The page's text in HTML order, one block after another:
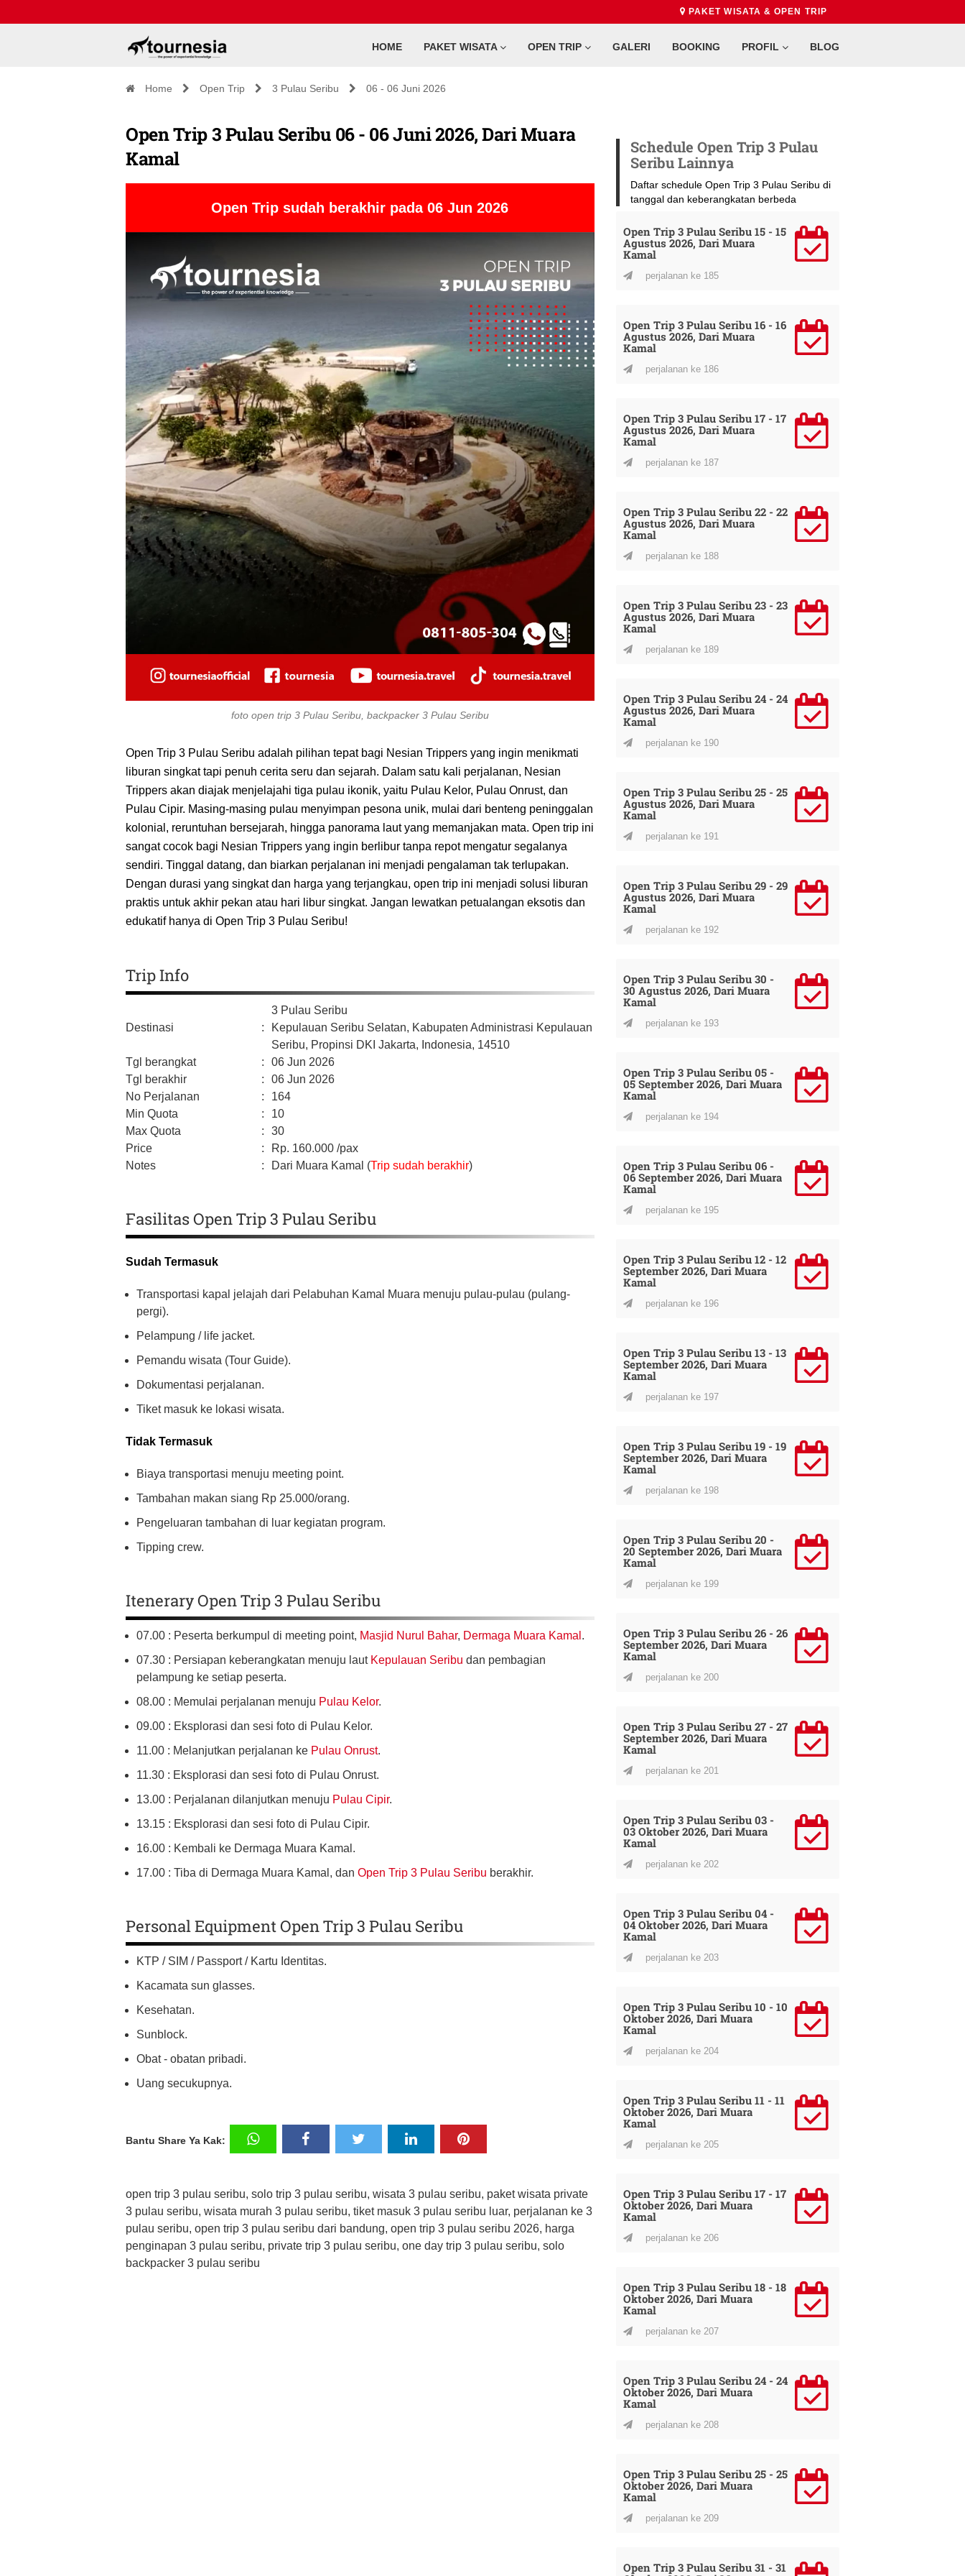
PAKET WISATA & OPEN TRIP
HOME PAKET WISATA OPEN TRIP GALERI BOOKING PROFIL BLOG
Home Open Trip 3 Pulau Seribu 06 - 06 Juni 2026
Open Trip 3 Pulau Seribu 06 - 06 Juni 2026, Dari Muara
Kamal
Open Trip sudah berakhir pada 06 Jun 2026
foto open trip 3 Pulau Seribu, backpacker 3 Pulau Seribu
Open Trip 3 Pulau Seribu adalah pilihan tepat bagi Nesian Trippers yang ingin menikmati
liburan singkat tapi penuh cerita seru dan sejarah. Dalam satu kali perjalanan, Nesian
Trippers akan diajak menjelajahi tiga pulau ikonik, yaitu Pulau Kelor, Pulau Onrust, dan
Pulau Cipir. Masing-masing pulau menyimpan pesona unik, mulai dari benteng peninggalan
kolonial, reruntuhan bersejarah, hingga panorama laut yang memanjakan mata. Open trip ini
sangat cocok bagi Nesian Trippers yang ingin berlibur tanpa repot mengatur segalanya
sendiri. Tinggal datang, dan biarkan perjalanan ini menjadi pengalaman tak terlupakan.
Dengan durasi yang singkat dan harga yang terjangkau, open trip ini menjadi solusi liburan
praktis untuk akhir pekan atau hari libur singkat. Jangan lewatkan petualangan eksotis dan
edukatif hanya di Open Trip 3 Pulau Seribu!
Trip Info
Destinasi :
3 Pulau Seribu
Kepulauan Seribu Selatan, Kabupaten Administrasi Kepulauan
Seribu, Propinsi DKI Jakarta, Indonesia, 14510
Tgl berangkat
:
06 Jun 2026
Tgl berakhir
:
06 Jun 2026
No Perjalanan
:
164
Min Quota
:
10
Max Quota
:
30
Price
: Rp. 160.000 /pax
Notes
: Dari Muara Kamal (Trip sudah berakhir)
Fasilitas Open Trip 3 Pulau Seribu
Sudah Termasuk
Transportasi kapal jelajah dari Pelabuhan Kamal Muara menuju pulau-pulau (pulang-
pergi).
Pelampung / life jacket.
Pemandu wisata (Tour Guide).
Dokumentasi perjalanan.
Tiket masuk ke lokasi wisata.
Tidak Termasuk
Biaya transportasi menuju meeting point.
Tambahan makan siang Rp 25.000/orang.
Pengeluaran tambahan di luar kegiatan program.
Tipping crew.
Itenerary Open Trip 3 Pulau Seribu
07.00 : Peserta berkumpul di meeting point, Masjid Nurul Bahar, Dermaga Muara Kamal .
07.30 : Persiapan keberangkatan menuju laut Kepulauan Seribu dan pembagian
pelampung ke setiap peserta.
08.00 : Memulai perjalanan menuju Pulau Kelor.
09.00 : Eksplorasi dan sesi foto di Pulau Kelor.
11.00 : Melanjutkan perjalanan ke Pulau Onrust.
11.30 : Eksplorasi dan sesi foto di Pulau Onrust.
13.00 : Perjalanan dilanjutkan menuju Pulau Cipir.
13.15 : Eksplorasi dan sesi foto di Pulau Cipir.
16.00 : Kembali ke Dermaga Muara Kamal.
17.00 : Tiba di Dermaga Muara Kamal, dan Open Trip 3 Pulau Seribu berakhir.
Personal Equipment Open Trip 3 Pulau Seribu
KTP / SIM / Passport / Kartu Identitas.
Kacamata sun glasses.
Kesehatan.
Sunblock.
Obat - obatan pribadi.
Uang secukupnya.
Bantu Share Ya Kak:
open trip 3 pulau seribu, solo trip 3 pulau seribu, wisata 3 pulau seribu, paket wisata private
3 pulau seribu, wisata murah 3 pulau seribu, tiket masuk 3 pulau seribu luar, perjalanan ke 3
pulau seribu, open trip 3 pulau seribu dari bandung, open trip 3 pulau seribu 2026, harga
penginapan 3 pulau seribu, private trip 3 pulau seribu, one day trip 3 pulau seribu, solo
backpacker 3 pulau seribu
Schedule Open Trip 3 Pulau
Seribu Lainnya
Daftar schedule Open Trip 3 Pulau Seribu di
tanggal dan keberangkatan berbeda
Open Trip 3 Pulau Seribu 15 - 15
Agustus 2026, Dari Muara
Kamal
perjalanan ke 185
Open Trip 3 Pulau Seribu 16 - 16
Agustus 2026, Dari Muara
Kamal
perjalanan ke 186
Open Trip 3 Pulau Seribu 17 - 17
Agustus 2026, Dari Muara
Kamal
perjalanan ke 187
Open Trip 3 Pulau Seribu 22 - 22
Agustus 2026, Dari Muara
Kamal
perjalanan ke 188
Open Trip 3 Pulau Seribu 23 - 23
Agustus 2026, Dari Muara
Kamal
perjalanan ke 189
Open Trip 3 Pulau Seribu 24 - 24
Agustus 2026, Dari Muara
Kamal
perjalanan ke 190
Open Trip 3 Pulau Seribu 25 - 25
Agustus 2026, Dari Muara
Kamal
perjalanan ke 191
Open Trip 3 Pulau Seribu 29 - 29
Agustus 2026, Dari Muara
Kamal
perjalanan ke 192
Open Trip 3 Pulau Seribu 30 -
30 Agustus 2026, Dari Muara
Kamal
perjalanan ke 193
Open Trip 3 Pulau Seribu 05 -
05 September 2026, Dari Muara
Kamal
perjalanan ke 194
Open Trip 3 Pulau Seribu 06 -
06 September 2026, Dari Muara
Kamal
perjalanan ke 195
Open Trip 3 Pulau Seribu 12 - 12
September 2026, Dari Muara
Kamal
perjalanan ke 196
Open Trip 3 Pulau Seribu 13 - 13
September 2026, Dari Muara
Kamal
perjalanan ke 197
Open Trip 3 Pulau Seribu 19 - 19
September 2026, Dari Muara
Kamal
perjalanan ke 198
Open Trip 3 Pulau Seribu 20 -
20 September 2026, Dari Muara
Kamal
perjalanan ke 199
Open Trip 3 Pulau Seribu 26 - 26
September 2026, Dari Muara
Kamal
perjalanan ke 200
Open Trip 3 Pulau Seribu 27 - 27
September 2026, Dari Muara
Kamal
perjalanan ke 201
Open Trip 3 Pulau Seribu 03 -
03 Oktober 2026, Dari Muara
Kamal
perjalanan ke 202
Open Trip 3 Pulau Seribu 04 -
04 Oktober 2026, Dari Muara
Kamal
perjalanan ke 203
Open Trip 3 Pulau Seribu 10 - 10
Oktober 2026, Dari Muara
Kamal
perjalanan ke 204
Open Trip 3 Pulau Seribu 11 - 11
Oktober 2026, Dari Muara
Kamal
perjalanan ke 205
Open Trip 3 Pulau Seribu 17 - 17
Oktober 2026, Dari Muara
Kamal
perjalanan ke 206
Open Trip 3 Pulau Seribu 18 - 18
Oktober 2026, Dari Muara
Kamal
perjalanan ke 207
Open Trip 3 Pulau Seribu 24 - 24
Oktober 2026, Dari Muara
Kamal
perjalanan ke 208
Open Trip 3 Pulau Seribu 25 - 25
Oktober 2026, Dari Muara
Kamal
perjalanan ke 209
Open Trip 3 Pulau Seribu 31 - 31